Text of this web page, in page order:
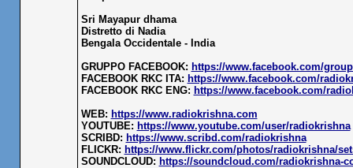
Sri Mayapur dhama
Distretto di Nadia
Bengala Occidentale - India
GRUPPO FACEBOOK: https://www.facebook.com/
FACEBOOK RKC ITA: https://www.facebook.com/
FACEBOOK RKC ENG: https://www.facebook.com/
WEB: https://www.radiokrishna.com
YOUTUBE: https://www.youtube.com/user/radiokrishna
SCRIBD: https://www.scribd.com/radiokrishna
FLICKR: https://www.flickr.com/photos/radiokrishna/
SOUNDCLOUD: https://soundcloud.com/radiokrishna-